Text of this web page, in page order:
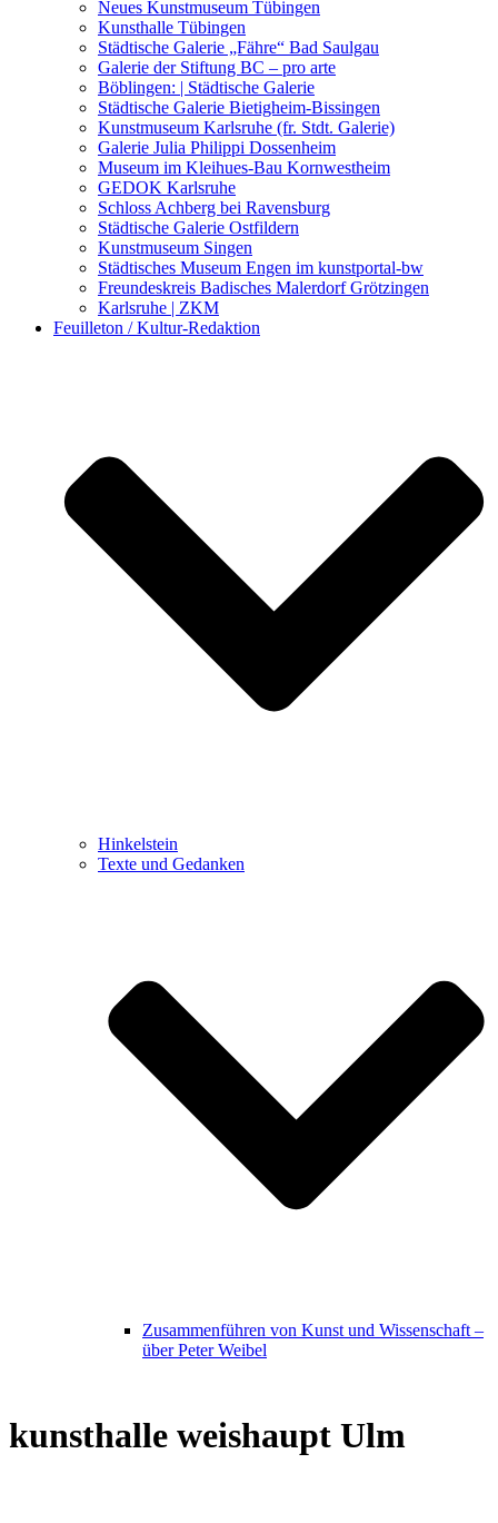
Kunstwettbewerbe, Ausschreibungen für Künstler
Neues Kunstmuseum Tübingen
Kunsthalle Tübingen
Städtische Galerie „Fähre“ Bad Saulgau
Galerie der Stiftung BC – pro arte
Böblingen: | Städtische Galerie
Städtische Galerie Bietigheim-Bissingen
Kunstmuseum Karlsruhe (fr. Stdt. Galerie)
Galerie Julia Philippi Dossenheim
Museum im Kleihues-Bau Kornwestheim
GEDOK Karlsruhe
Schloss Achberg bei Ravensburg
Städtische Galerie Ostfildern
Kunstmuseum Singen
Städtisches Museum Engen im kunstportal-bw
Freundeskreis Badisches Malerdorf Grötzingen
Karlsruhe | ZKM
Feuilleton / Kultur-Redaktion
Hinkelstein
Texte und Gedanken
Zusammenführen von Kunst und Wissenschaft –
über Peter Weibel
kunsthalle weishaupt Ulm